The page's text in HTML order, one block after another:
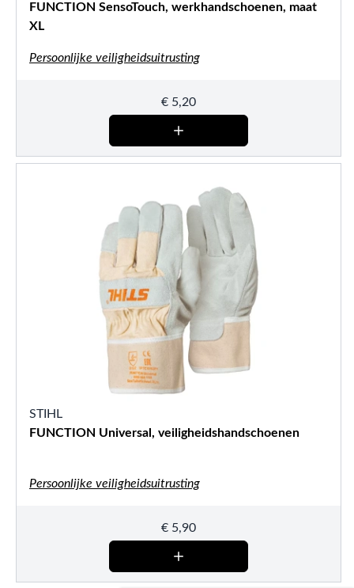
FUNCTION SensoTouch, werkhandschoenen, maat
XL
Persoonlijke veiligheidsuitrusting
€ 5,20
STIHL
FUNCTION Universal, veiligheidshandschoenen
Persoonlijke veiligheidsuitrusting
€ 5,90